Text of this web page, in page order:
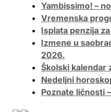
Yambissimo! –
Vremenska
Isplata penzija
Izmene u
2026.
Školski kalendar
Nedeljni
Poznate ličnosti